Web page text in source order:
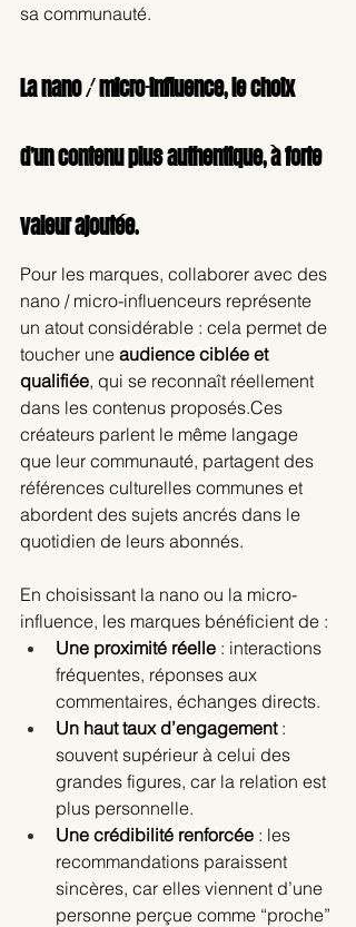
sa communauté.
La nano / micro-influence, le choix
d’un contenu plus authentique, à forte
valeur ajoutée.
Pour les marques, collaborer avec des
nano / micro-influenceurs représente
un atout considérable : cela permet de
toucher une audience ciblée et
qualifiée, qui se reconnaît réellement
dans les contenus proposés.Ces
créateurs parlent le même langage
que leur communauté, partagent des
références culturelles communes et
abordent des sujets ancrés dans le
quotidien de leurs abonnés.
En choisissant la nano ou la micro-
influence, les marques bénéficient de :
Une proximité réelle : interactions
fréquentes, réponses aux
commentaires, échanges directs.
Un haut taux d’engagement :
souvent supérieur à celui des
grandes figures, car la relation est
plus personnelle.
Une crédibilité renforcée : les
recommandations paraissent
sincères, car elles viennent d’une
personne perçue comme “proche”